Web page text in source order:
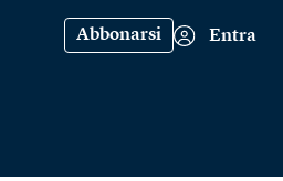
Abbonarsi Entra